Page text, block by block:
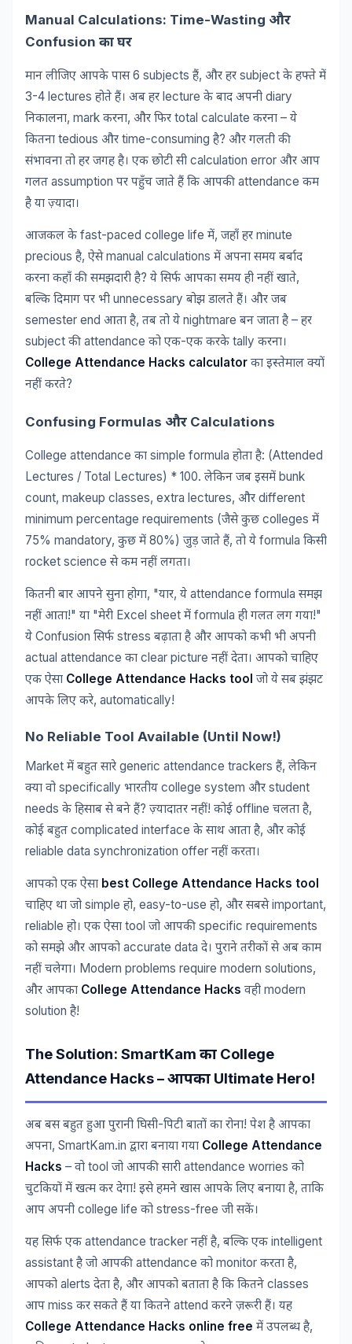
Manual Calculations: Time-Wasting और
Confusion काघर
मान लीजिए आपके पास6 subjects हैं, और हर subject के हफ्ते में
3-4 lectures होते हैं। अब हर lecture के बाद अपनी diary
निकालना, mark करना, और फिर total calculate करना – ये
कितना tedious और time-consuming है? और गलती की
संभावना तो हर जगह है। एक छोटी सी calculation error और आप
गलत assumption पर पहुँच जाते हैं कि आपकी attendance कम
है या ज़्यादा।
आजकल के fast-paced college life में, जहाँ हर minute
precious है, ऐसेmanual calculations में अपना समय बर्बाद
करना कहाँ की समझदारी है? ये सिर्फ आपका समय ही नहीं खाते,
बल्कि दिमाग पर भी unnecessary बोझ डालते हैं। और जब
semester end आता है, तब तो ये nightmare बन जाता है – हर
subject की attendance को एक-एक करके tally करना।
College Attendance Hacks calculator का इस्तेमाल क्यों
नहीं करते?
Confusing Formulas और Calculations
College attendance का simple formula होता है: (Attended
Lectures / Total Lectures) * 100. लेकिन जब इसमें bunk
count, makeup classes, extra lectures, और different
minimum percentage requirements (जैसे कुछ colleges में
75% mandatory, कुछ में 80%) जुड़ जाते हैं, तो ये formula किसी
rocket science से कम नहीं लगता।
कितनी बार आपने सुना होगा, "यार, ये attendance formula समझ
नहीं आता!" या "मेरी Excel sheet में formula ही गलत लग गया!"
ये Confusion सिर्फ stress बढ़ाता है और आपको कभी भी अपनी
actual attendance का clear picture नहीं देता। आपको चाहिए
एक ऐसा College Attendance Hacks tool जो ये सब झंझट
आपके लिए करे, automatically!
No Reliable Tool Available (Until Now!)
Market में बहुत सारे generic attendance trackers हैं, लेकिन
क्या वो specifically भारतीय college system और student
needs के हिसाब से बने हैं? ज़्यादातर नहीं! कोई offline चलता है,
कोई बहुत complicated interface के साथ आता है, और कोई
reliable data synchronization offer नहीं करता।
आपको एक ऐसा best College Attendance Hacks tool
चाहिए था जो simple हो, easy-to-use हो, और सबसेimportant,
reliable हो। एक ऐसा tool जो आपकी specific requirements
को समझे और आपको accurate data दे। पुराने तरीकों से अब काम
नहीं चलेगा। Modern problems require modern solutions,
और आपका College Attendance Hacks वही modern
solution है!
The Solution: SmartKam का College
Attendance Hacks –आपका Ultimate Hero!
अब बस बहुत हुआ पुरानी घिसी-पिटी बातों का रोना! पेश है आपका
अपना, SmartKam.in द्वारा बनाया गया College Attendance
Hacks – वो tool जो आपकी सारी attendance worries को
चुटकियों में खत्म कर देगा! इसे हमने खास आपके लिए बनाया है, ताकि
आप अपनी college life को stress-free जी सकें।
यह सिर्फ एक attendance tracker नहीं है, बल्कि एक intelligent
assistant है जो आपकी attendance को monitor करता है,
आपको alerts देता है, और आपको बताता है कि कितने classes
आप miss कर सकते हैं या कितने attend करने ज़रूरी हैं। यह
College Attendance Hacks online free में उपलब्ध है,